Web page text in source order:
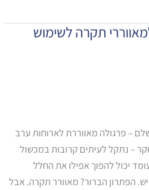
תקרה לשימוש
– פרגולה מאווררת לארוחות ערב
– נתקל לעיתים קרובות במכשול
יכול להפוך אפילו את החלל
הפתרון הברור? מאוורר תקרה. אבל